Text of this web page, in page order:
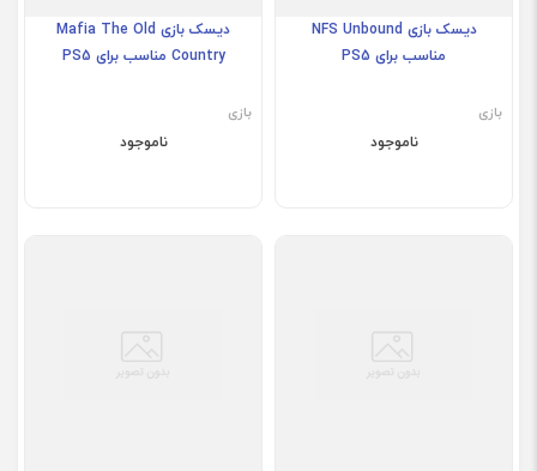
دیسک بازی NFS Unbound
مناسب برای PS5
بازی
ناموجود
دیسک بازی Mafia The Old
Country مناسب برای PS5
بازی
ناموجود